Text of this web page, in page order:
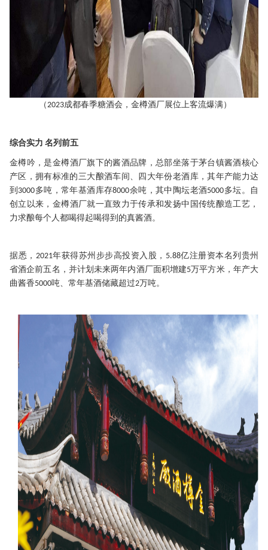
（2023成都春季糖酒会 ， 金樽酒厂展位上客流爆满）
综合实力 名列前五
金樽吟 ，是金樽酒厂旗下的酱酒品牌 ，总部坐落于茅台镇酱酒核心
产区，拥有标准的三大酿酒车间 、 四大年份老酒库，其年产能力达
到 3000多吨 ，常年基酒库存8000余吨 ，其中陶坛老酒5000多坛。
自
创立以来 ， 金樽酒厂就一直致力于传承和发扬中国传统酿造工艺，
力求酿每个人都喝得起喝得到的真酱酒。
据悉 ， 2021年获得苏州步步高投资入股 ， 5.88亿注册资本名列贵州
省酒企前五名 ， 并计划未来两年内酒厂面积增建5万平方米，年产大
曲酱香5000吨、常年基酒储藏超过2万吨。